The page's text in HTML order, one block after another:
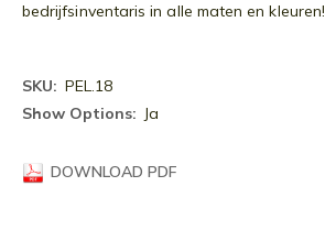
bedrijfsinventaris in alle maten en kleuren!
Meer
informatie
PEL.18
Ja
DOWNLOAD PDF